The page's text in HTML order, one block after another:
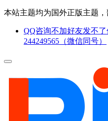
本站主题均为国外正版主题
QQ咨询不加好友发不
244249565（微信同号）